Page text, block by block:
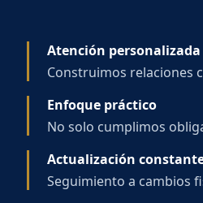
Atención personalizada
Construimos relaciones
Enfoque práctico
No solo cumplimos
Actualización
Seguimiento a cambios